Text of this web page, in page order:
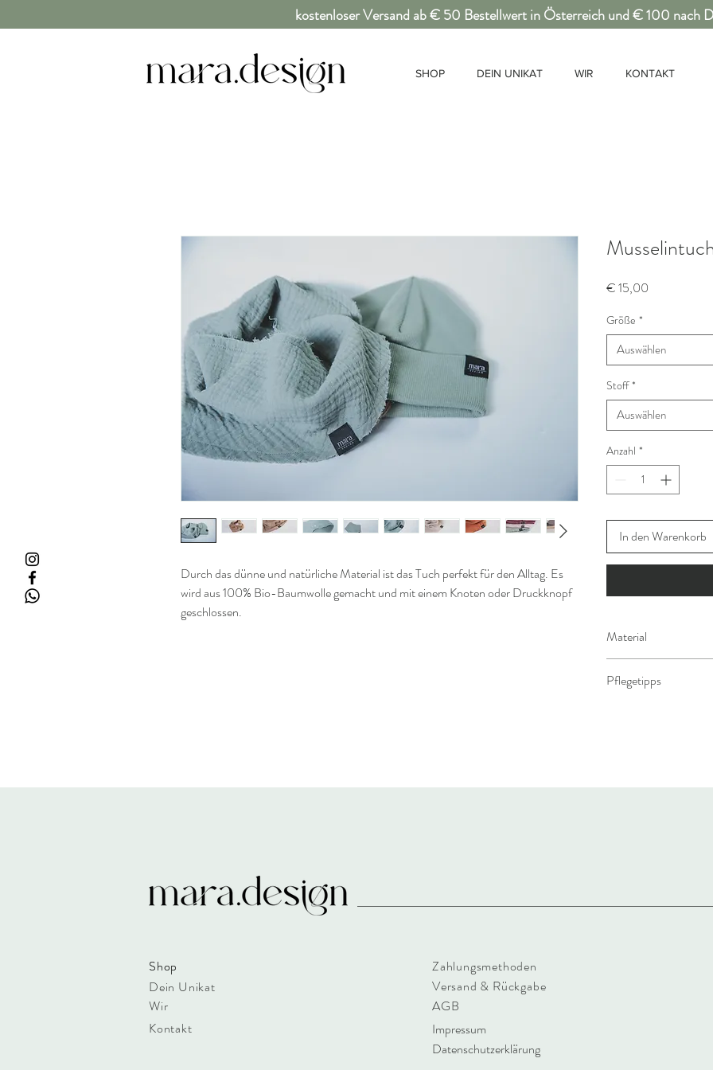
kostenloser Versand ab € 50 Bestellwert in Österreich und € 100 nach
SHOP DEIN UNIKAT WIR KONTAKT
Durch das dünne und natürliche Material ist das Tuch perfekt für den Alltag. Es
wird aus 100% Bio-Baumwolle gemacht und mit einem Knoten oder Druckknopf
geschlossen.
Musselintuch
€ 15,00
Größe *
Auswählen
Stoff *
Auswählen
Anzahl *
In den Warenkorb
Material
Zertifikat: Ökotex
Pflegetipps
Shop
Shop
Wir
Kontakt
Zahlungsmethoden
Versand & Rückgabe
AGB
Impressum
Datenschutzerklärung
Dein Unikat